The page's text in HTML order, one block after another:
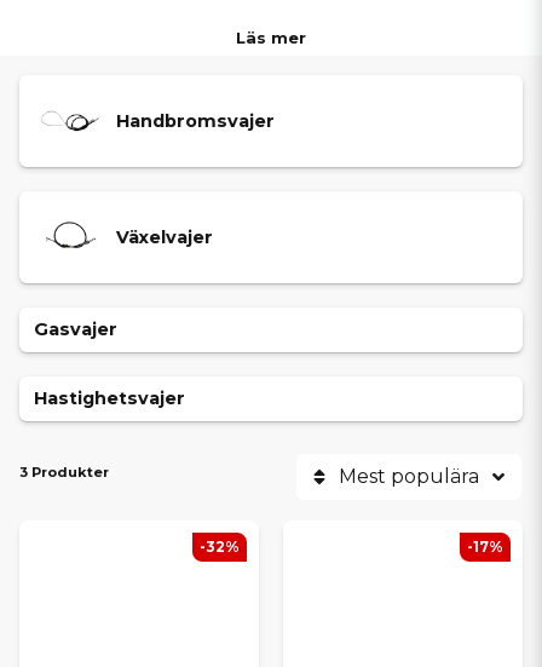
Läs mer
Handbromsvajer
Växelvajer
Gasvajer
Hastighetsvajer
3 Produkter Mest populära
-32% -17%